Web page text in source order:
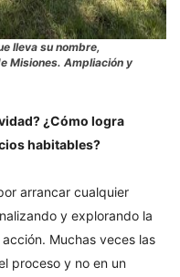
lleva su nombre,
Misiones. Ampliación y
¿Cómo logra
habitables?
arrancar cualquier
y explorando la
Muchas veces las
proceso y no en un